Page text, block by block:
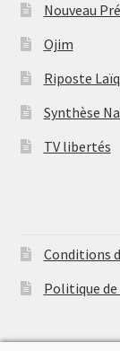
Nouveau
Ojim
Riposte
Synthèse
TV libertés
Conditions
Politique